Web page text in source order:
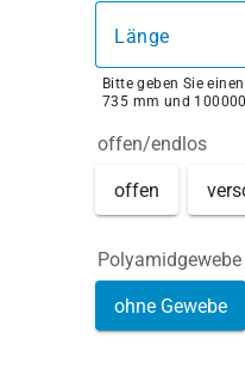
Länge
Bitte geben Sie
735 mm und
offen/endlos
offen
Polyamidgewebe
ohne Gewebe